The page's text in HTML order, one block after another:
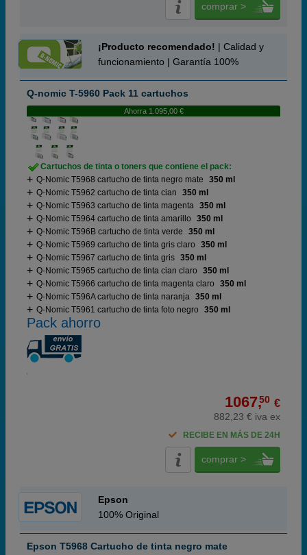
comprar >
¡Producto recomendado! | Calidad y
funcionamiento | Garantía 100%
Q-nomic T-5960 Pack 11 cartuchos
Ahorra 1.095,00 €
Cartuchos de tinta o toners que contiene el pack:
Q-Nomic T5968 cartucho de tinta negro mate
350 ml
Q-Nomic T5962 cartucho de tinta cian
350 ml
Q-Nomic T5963 cartucho de tinta magenta 350 ml
Q-Nomic T5964 cartucho de tinta amarillo
350 ml
Q-Nomic T596B cartucho de tinta verde
350 ml
Q-Nomic T5969 cartucho de tinta gris claro
350 ml
Q-Nomic T5967 cartucho de tinta gris 350 ml
Q-Nomic T5965 cartucho de tinta cian claro
350 ml
Q-Nomic T5966 cartucho de tinta magenta claro
350 ml
Q-Nomic T596A cartucho de tinta naranja 350 ml
Q-Nomic T5961 cartucho de tinta foto negro
350 ml
Pack ahorro
1067,50 €
882,23 € iva ex
RECIBE EN MÁS DE 24H
comprar >
Epson
100% Original
Epson T5968 Cartucho de tinta negro mate